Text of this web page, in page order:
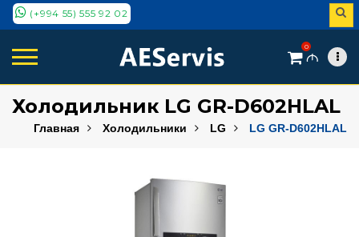
(+994 55) 555 92 02
0
M
Холодильник LG GR-D602HLAL
Главная Холодильники LG LG GR-D602HLAL